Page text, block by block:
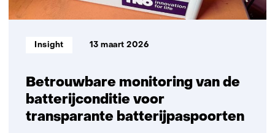
Team
Betrouwbare monitoring van de
batterijconditie voor
transparante batterijpaspoorten
Informatietype:
Insight 13 maart 2026